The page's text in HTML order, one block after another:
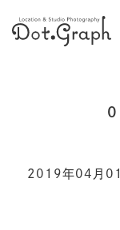
2019年04月01